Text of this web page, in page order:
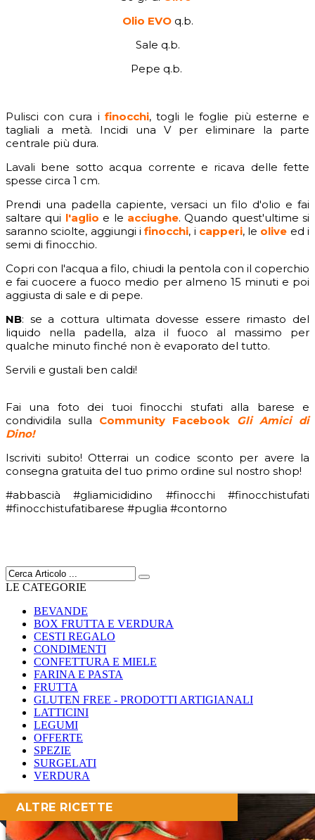
Olio EVOq.b.
Sale q.b.
Pepe q.b.
Pulisci con cura i finocchi, togli le foglie più esterne e
tagliali a metà. Incidi una V per eliminare la parte
centrale più dura.
Lavali bene sotto acqua corrente e ricava delle fette
spesse circa 1 cm.
Prendi una padella capiente, versaci un filo d'olio e fai
saltare qui l'aglio e le acciughe. Quando quest'ultime si
saranno sciolte, aggiungi ifinocchi, i capperi, le olive ed i
semi di finocchio.
Copri con l'acqua a filo, chiudi la pentola con il coperchio
e fai cuocere a fuoco medio per almeno 15 minuti e poi
aggiusta di sale e di pepe.
NB: se a cottura ultimata dovesse essere rimasto del
liquido nella padella, alza il fuoco al massimo per
qualche minuto finché non è evaporato del tutto.
Servili e gustali ben caldi!
Fai una foto dei tuoi finocchi stufati alla barese e
condividila sulla Community Facebook Gli Amici di
Dino!
Iscriviti subito! Otterrai un codice sconto per avere la
consegna gratuita del tuo primo ordine sul nostro shop!
#abbascià #gliamicididino #finocchi #finocchistufati
#finocchistufatibarese #puglia #contorno
LE CATEGORIE
BEVANDE
BOX FRUTTA E VERDURA
CESTI REGALO
CONDIMENTI
CONFETTURA E MIELE
FARINA E PASTA
FRUTTA
GLUTEN FREE - PRODOTTI ARTIGIANALI
LATTICINI
LEGUMI
OFFERTE
SPEZIE
SURGELATI
VERDURA
ALTRE RICETTE